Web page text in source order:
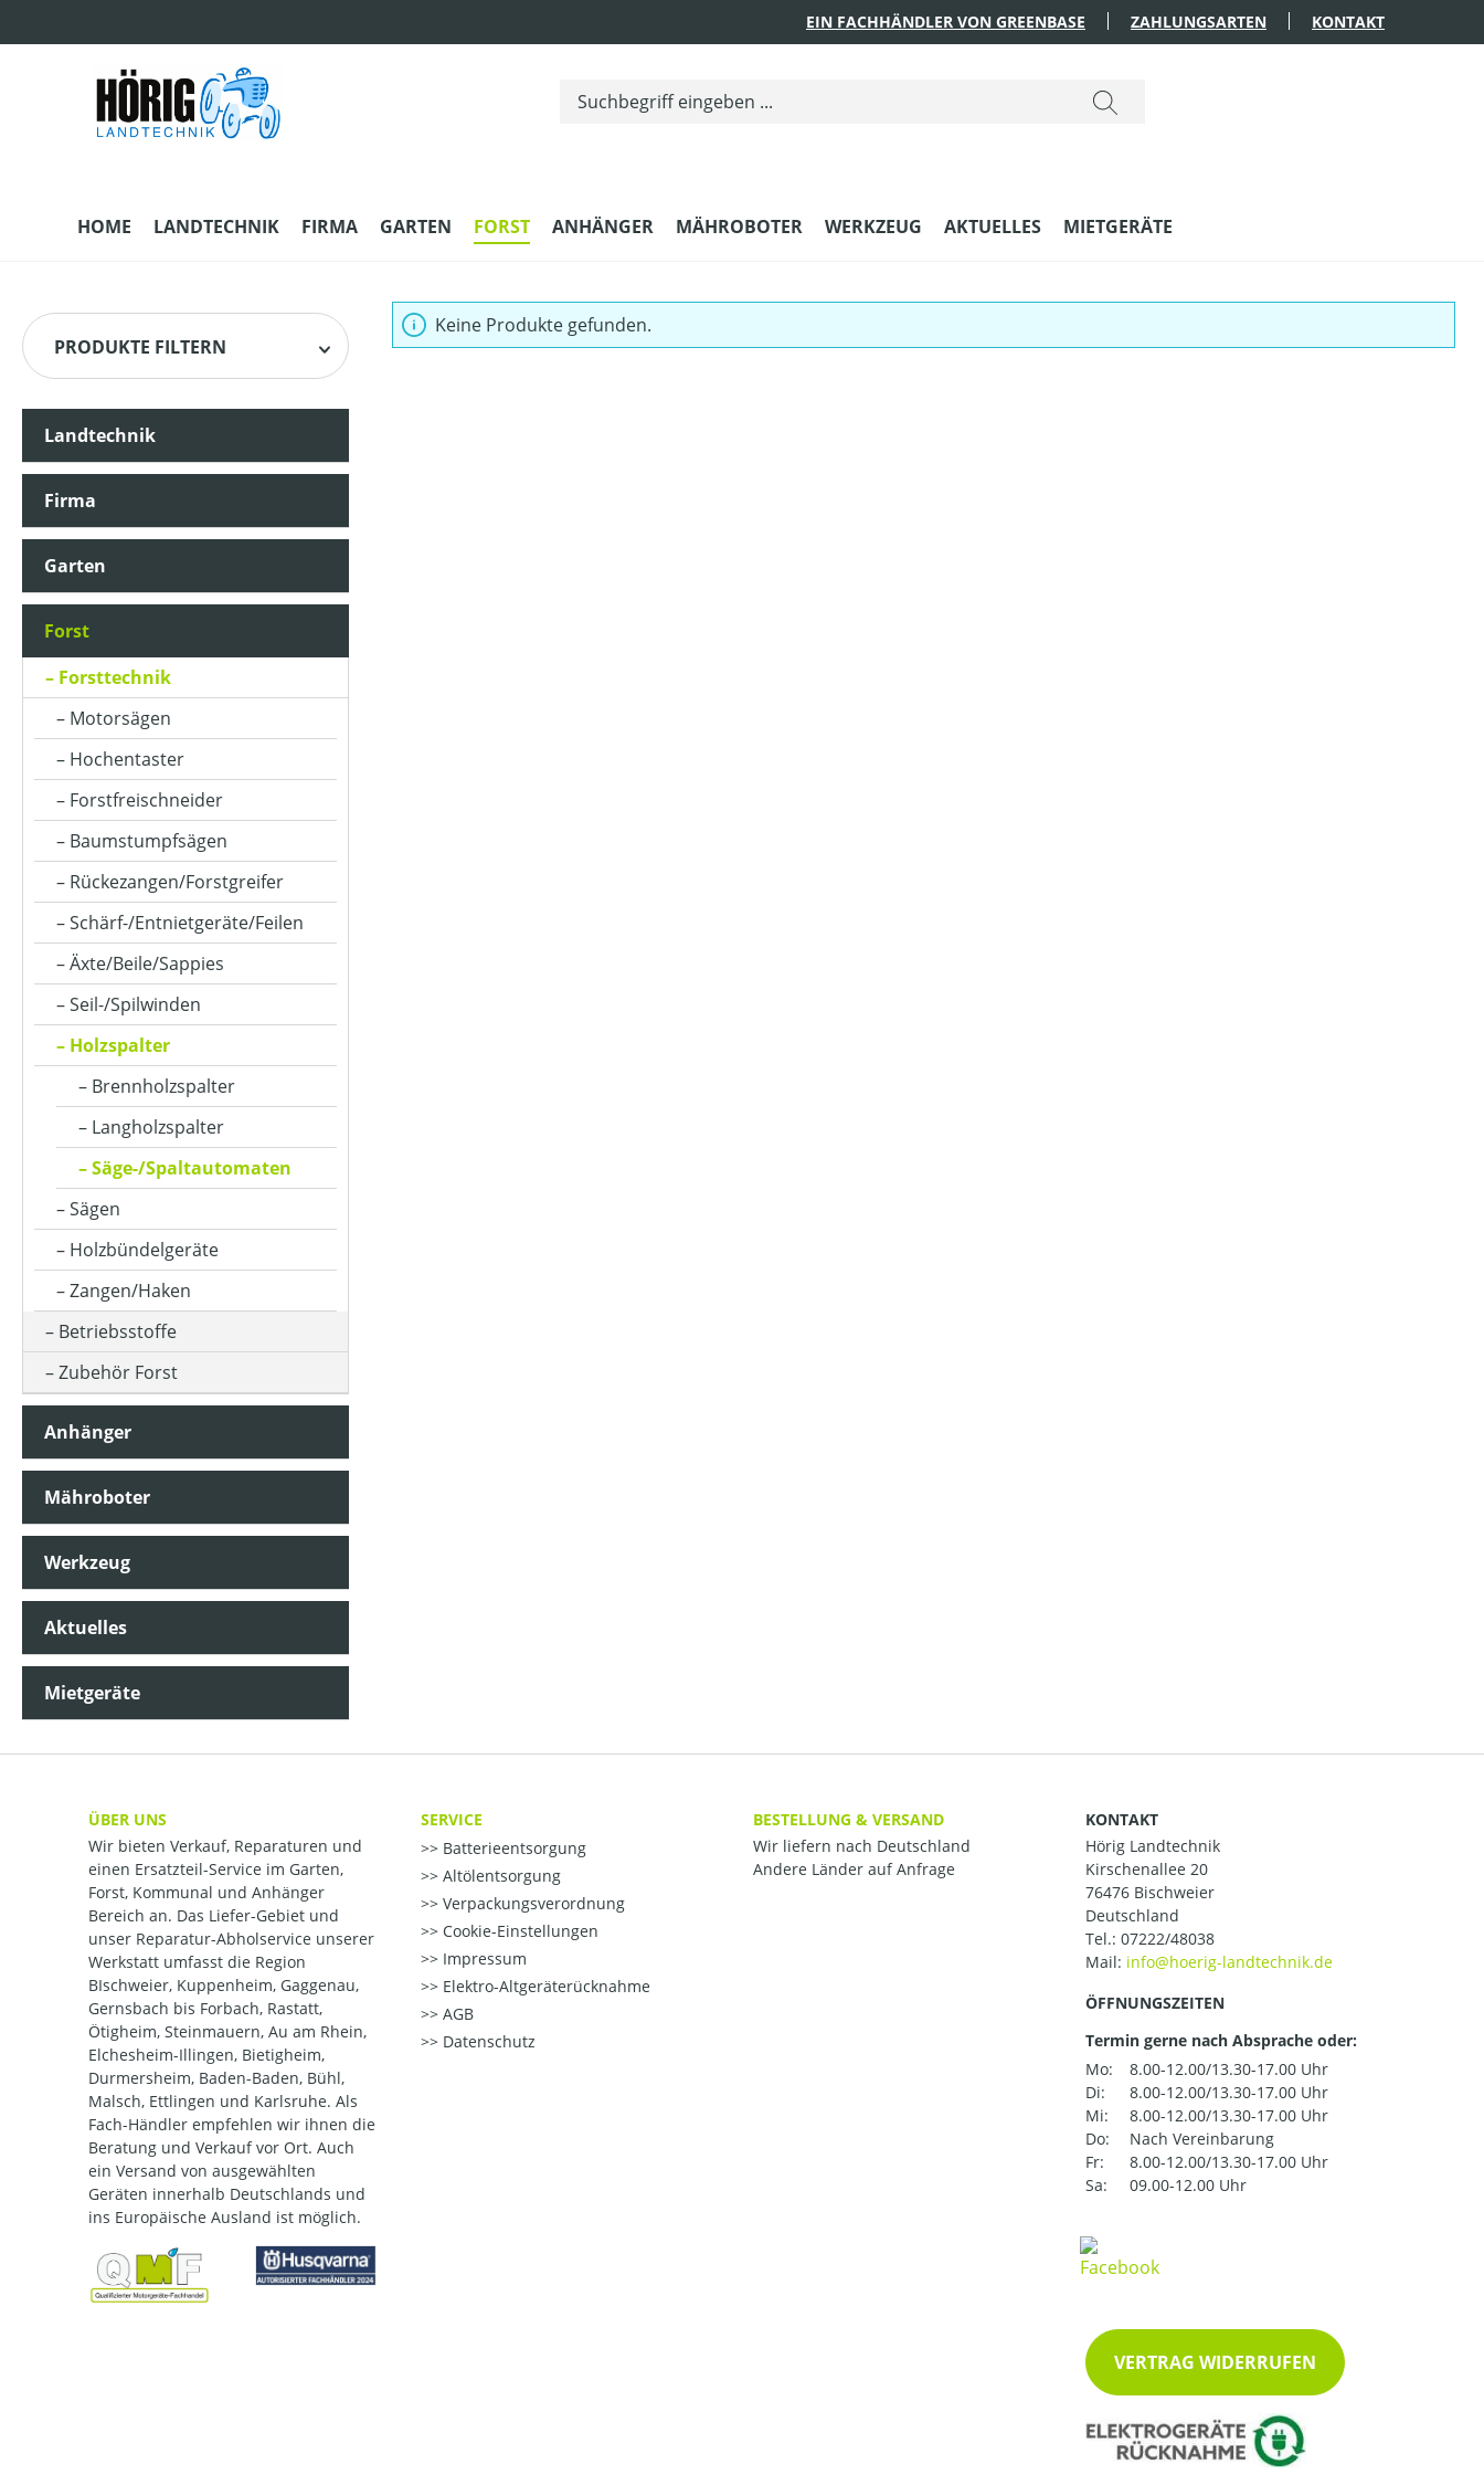
EIN FACHHÄNDLER VON GREENBASE ZAHLUNGSARTEN KONTAKT
HOME LANDTECHNIK FIRMA GARTEN FORST ANHÄNGER MÄHROBOTER WERKZEUG AKTUELLES MIETGERÄTE
PRODUKTE FILTERN
Landtechnik
Firma
Garten
Forst
Forsttechnik
Motorsägen
Hochentaster
Forstfreischneider
Baumstumpfsägen
Rückezangen/Forstgreifer
Schärf-/Entnietgeräte/Feilen
Äxte/Beile/Sappies
Seil-/Spilwinden
Holzspalter
Brennholzspalter
Langholzspalter
Säge-/Spaltautomaten
Sägen
Holzbündelgeräte
Zangen/Haken
Betriebsstoffe
Zubehör Forst
Anhänger
Mähroboter
Werkzeug
Aktuelles
Mietgeräte
Keine Produkte gefunden.
ÜBER UNS
Wir bieten Verkauf, Reparaturen und
einen Ersatzteil-Service im Garten,
Forst, Kommunal und Anhänger
Bereich an. Das Liefer-Gebiet und
unser Reparatur-Abholservice unserer
Werkstatt umfasst die Region
BIschweier, Kuppenheim, Gaggenau,
Gernsbach bis Forbach, Rastatt,
Ötigheim, Steinmauern, Au am Rhein,
Elchesheim-Illingen, Bietigheim,
Durmersheim, Baden-Baden, Bühl,
Malsch, Ettlingen und Karlsruhe. Als
Fach-Händler empfehlen wir ihnen die
Beratung und Verkauf vor Ort. Auch
ein Versand von ausgewählten
Geräten innerhalb Deutschlands und
ins Europäische Ausland ist möglich.
SERVICE
Batterieentsorgung
Altölentsorgung
Verpackungsverordnung
Cookie-Einstellungen
Impressum
Elektro-Altgeräterücknahme
AGB
Datenschutz
BESTELLUNG & VERSAND
Wir liefern nach Deutschland
Andere Länder auf Anfrage
KONTAKT
Hörig Landtechnik
Kirschenallee 20
76476 Bischweier
Deutschland
Tel.: 07222/48038
Mail:
ÖFFNUNGSZEITEN
Termin gerne nach Absprache oder:
Mo:
8.00-12.00/13.30-17.00 Uhr
Di:
8.00-12.00/13.30-17.00 Uhr
Mi:
8.00-12.00/13.30-17.00 Uhr
Do:
Nach Vereinbarung
Fr:
8.00-12.00/13.30-17.00 Uhr
Sa:
09.00-12.00 Uhr
VERTRAG WIDERRUFEN